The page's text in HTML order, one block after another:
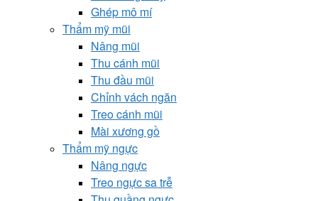
Ghép mô mí
Thẩm mỹ mũi
Nâng mũi
Thu cánh mũi
Thu đầu mũi
Chỉnh vách ngăn
Treo cánh mũi
Mài xương gồ
Thẩm mỹ ngực
Nâng ngực
Treo ngực sa trễ